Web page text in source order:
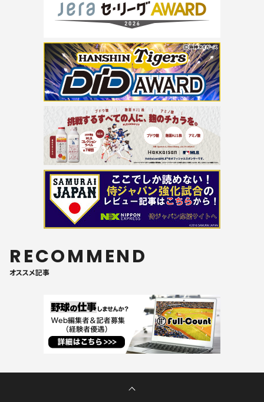
RECOMMEND
オススメ記事